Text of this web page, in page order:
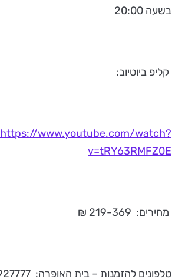
בשעה 20:00
קליפ ביוטיוב:
https://www.youtube.com/watch?
v=tRY63RMFZ0E
מחירים: 219-369 ₪